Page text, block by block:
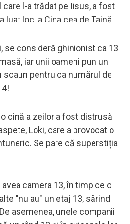
care l-a trădat pe Iisus, a fost
luat loc la Cina cea de Taină.
se consideră ghinionist ca 13
iar unii oameni pun un
scaun pentru ca numărul de
cină a zeilor a fost distrusă
Loki, care a provocat o
Se pare că superstiția
camera 13, în timp ce o
"nu au" un etaj 13, sărind
asemenea, unele companii